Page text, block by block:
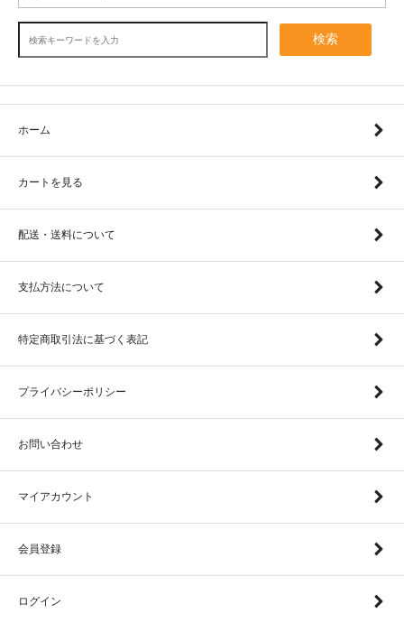
検索
ホーム
カートを見る
配送・送料について
支払方法について
特定商取引法に基づく表記
プライバシーポリシー
お問い合わせ
マイアカウント
会員登録
ログイン